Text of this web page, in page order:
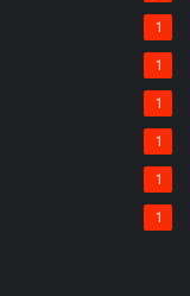
1
1
1
1
1
1